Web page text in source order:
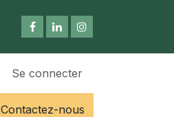
Se connecter
Contactez-nous